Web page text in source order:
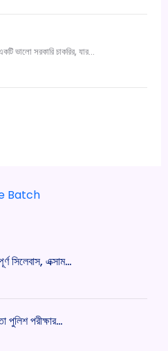
ভালো সরকারি চাকরির, যার...
এক্সাম…
পরীক্ষার…